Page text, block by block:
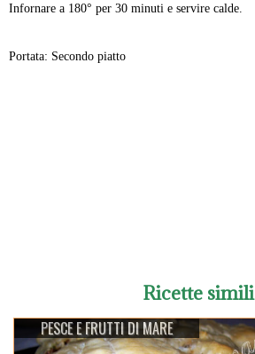
Infornare a 180° per 30 minuti e servire calde.
Portata: Secondo piatto
Ricette simili
PESCE E FRUTTI DI MARE